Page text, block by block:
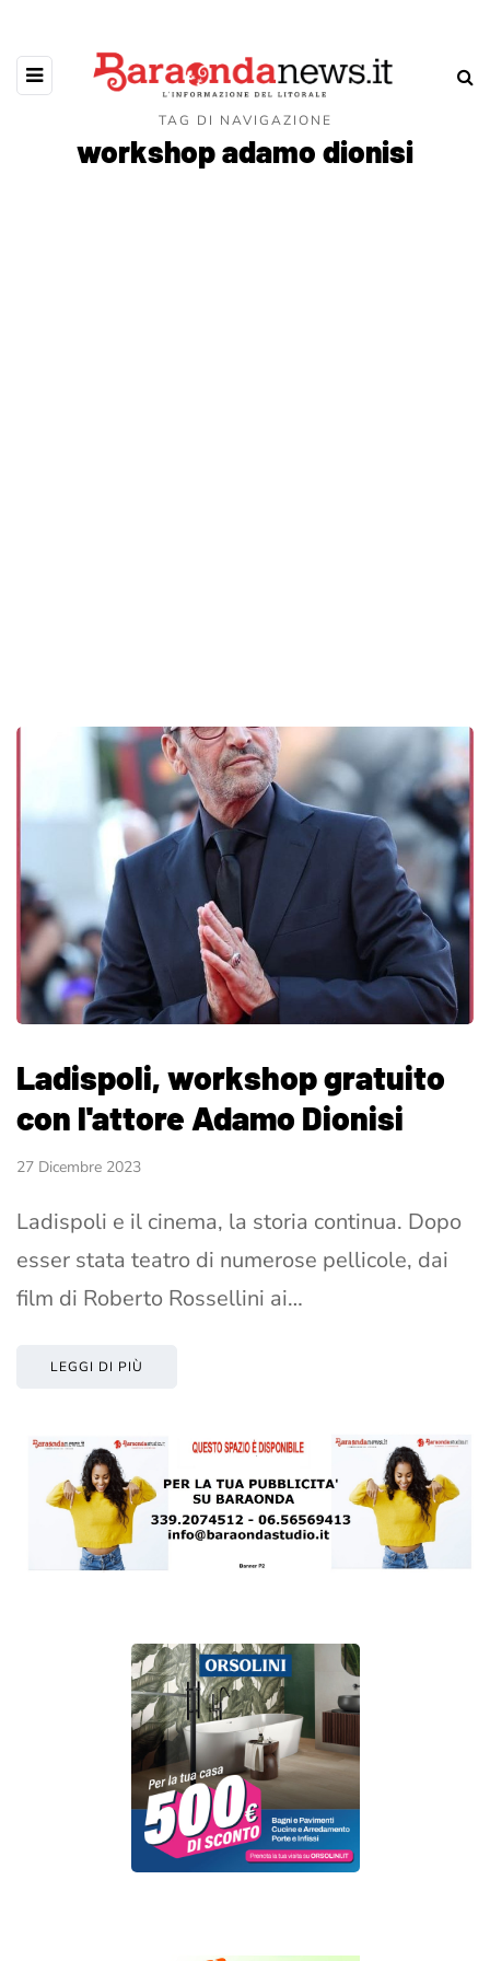
TAG DI NAVIGAZIONE
workshop adamo dionisi
Ladispoli, workshop gratuito
con l'attore Adamo Dionisi
27 Dicembre 2023
Ladispoli e il cinema, la storia continua. Dopo
esser stata teatro di numerose pellicole, dai
film di Roberto Rossellini ai…
LEGGI DI PIÙ